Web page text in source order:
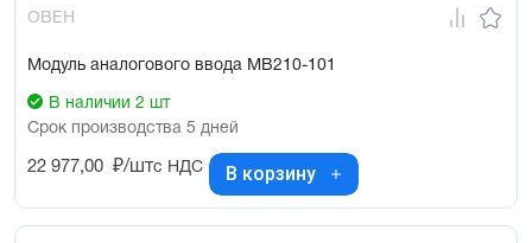
ОВЕН
Модуль аналогового ввода МВ210-101
В наличии 2 шт
Срок производства 5 дней
22 977,00 ₽/штс НДС В корзину